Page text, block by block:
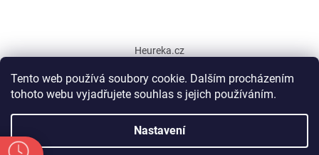
Tento web používá soubory cookie. Dalším procházením
tohoto webu vyjadřujete souhlas s jejich používáním.
Nastavení
Heureka.cz